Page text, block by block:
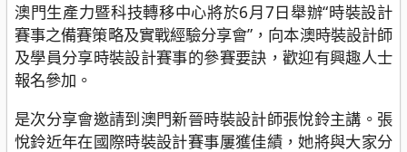
澳門生產力暨科技轉移中心將於6月7日舉辦“時裝設計
賽事之備賽策略及實戰經驗分享會”，向本澳時裝設計師
及學員分享時裝設計賽事的參賽要訣，歡迎有興趣人士
報名參加。
是次分享會邀請到澳門新晉時裝設計師張悅鈴主講。張
悅鈴近年在國際時裝設計賽事屢獲佳績，她將與大家分